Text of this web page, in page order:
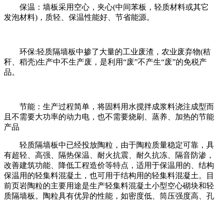
保温：墙板采用空心，夹心(中间苯板，轻质材料或其它
发泡材料)，质轻、保温性能好、节省能源。
环保:轻质隔墙板中掺了大量的工业废渣，农业废弃物(秸
秆、稻壳)生产中不生产废，是利用“废”不产生“废”的免税产
品。
节能：生产过程简单，将固料用水搅拌成浆料浇注成型而
且不需要大功率的动力电，也不需要烧刷、蒸养、加热的节能
产品
轻质隔墙板中已经投放陶粒，由于陶粒质量稳定可靠，具
有超轻、高强、隔热保温、耐火抗震、耐久抗冻、隔音防渗，
改善建筑功能、降低工程造价等特点，适用于保温用的、结构
保温用的轻集料混凝土，也可用于结构用的轻集料混凝土。目
前页岩陶粒的主要用途是生产轻集料混凝土小型空心砌块和轻
质隔墙板。陶粒具有优异的性能，如密度低、筒压强度高、孔